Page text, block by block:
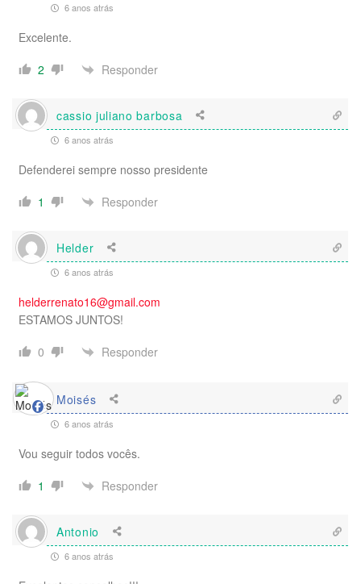
6 anos atrás
Excelente.
2
Responder
cassio juliano barbosa
6 anos atrás
Defenderei sempre nosso presidente
1
Responder
Helder
6 anos atrás
helderrenato16@gmail.com
ESTAMOS JUNTOS!
0
Responder
Moisés
6 anos atrás
Vou seguir todos vocês.
1
Responder
Antonio
6 anos atrás